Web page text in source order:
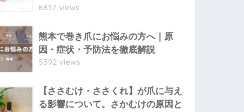
8837 views
熊本で巻き爪にお悩みの方へ｜原
因・症状・予防法を徹底解説
5592 views
【ささむけ・ささくれ】が爪に与え
る影響について。さかむけの原因と